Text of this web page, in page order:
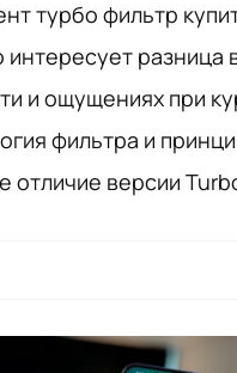
турбо фильтр
разница
и ощущениях при
фильтра и
отличие версии